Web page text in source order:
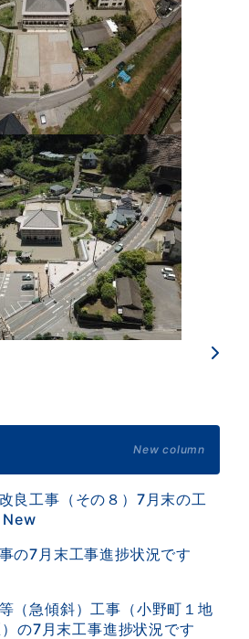
New column
良工事（その８）7月末の工
New
の7月末工事進捗状況です
（急傾斜）工事（小野町１地
の7月末工事進捗状況です